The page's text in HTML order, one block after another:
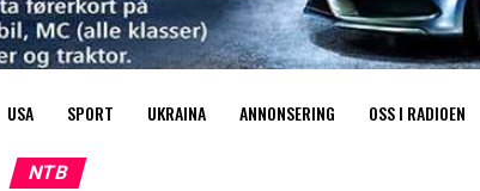
USA SPORT UKRAINA ANNONSERING OSS I RADIOEN
NTB